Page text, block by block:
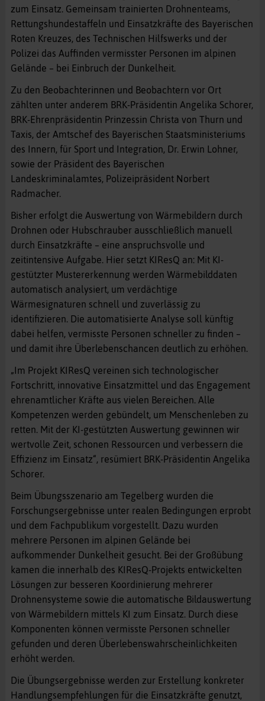
zum Einsatz. Gemeinsam trainierten Drohnenteams,
Rettungshundestaffeln und Einsatzkräfte des Bayerischen
Roten Kreuzes, des Technischen Hilfswerks und der
Polizei das Auffinden vermisster Personen im alpinen
Gelände – bei Einbruch der Dunkelheit.
Zu den Beobachterinnen und Beobachtern vor Ort
zählten unter anderem BRK-Präsidentin Angelika Schorer,
BRK-Ehrenpräsidentin Prinzessin Christa von Thurn und
Taxis, der Amtschef des Bayerischen Staatsministeriums
des Innern, für Sport und Integration, Dr. Erwin Lohner,
sowie der Präsident des Bayerischen
Landeskriminalamtes, Polizeipräsident Norbert
Radmacher.
Bisher erfolgt die Auswertung von Wärmebildern durch
Drohnen oder Hubschrauber ausschließlich manuell
durch Einsatzkräfte – eine anspruchsvolle und
zeitintensive Aufgabe. Hier setzt KIResQ an: Mit KI-
gestützter Mustererkennung werden Wärmebilddaten
automatisch analysiert, um verdächtige
Wärmesignaturen schnell und zuverlässig zu
identifizieren. Die automatisierte Analyse soll künftig
dabei helfen, vermisste Personen schneller zu finden –
und damit ihre Überlebenschancen deutlich zu erhöhen.
„Im Projekt KIResQ vereinen sich technologischer
Fortschritt, innovative Einsatzmittel und das Engagement
ehrenamtlicher Kräfte aus vielen Bereichen. Alle
Kompetenzen werden gebündelt, um Menschenleben zu
retten. Mit der KI-gestützten Auswertung gewinnen wir
wertvolle Zeit, schonen Ressourcen und verbessern die
Effizienz im Einsatz“, resümiert BRK-Präsidentin Angelika
Schorer.
Beim Übungsszenario am Tegelberg wurden die
Forschungsergebnisse unter realen Bedingungen erprobt
und dem Fachpublikum vorgestellt. Dazu wurden
mehrere Personen im alpinen Gelände bei
aufkommender Dunkelheit gesucht. Bei der Großübung
kamen die innerhalb des KIResQ-Projekts entwickelten
Lösungen zur besseren Koordinierung mehrerer
Drohnensysteme sowie die automatische Bildauswertung
von Wärmebildern mittels KI zum Einsatz. Durch diese
Komponenten können vermisste Personen schneller
gefunden und deren Überlebenswahrscheinlichkeiten
erhöht werden.
Die Übungsergebnisse werden zur Erstellung konkreter
Handlungsempfehlungen für die Einsatzkräfte genutzt,